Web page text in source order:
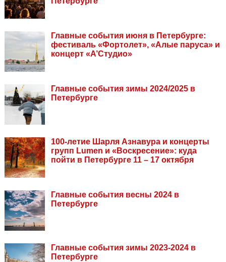
Главные события июня в Петербурге:
фестиваль «Фортолет», «Алые паруса» и
концерт «А’Студио»
Главные события зимы 2024/2025 в
Петербурге
100-летие Шарля Азнавура и концерты
групп Lumen и «Воскресение»: куда
пойти в Петербурге 11 – 17 октября
Главные события весны 2024 в
Петербурге
Главные события зимы 2023-2024 в
Петербурге